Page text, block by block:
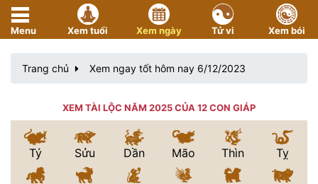
Menu Xem tuổi Xem ngày Tử vi Xem bói
Trang chủ Xem ngay tốt hôm nay 6/12/2023
XEM TÀI LỘC NĂM 2025 CỦA 12 CON GIÁP
Tý Sửu Dần Mão Thìn Tỵ